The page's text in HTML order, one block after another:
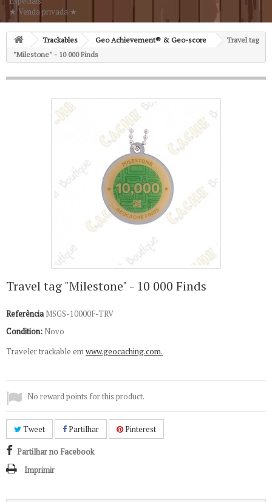
★ Venda privada ★
Trackables Geo Achievement® & Geo-score
Travel tag
"Milestone" - 10 000 Finds
Travel tag "Milestone" - 10 000 Finds
Referência MSGS-10000F-TRV
Condition: Novo
Traveler trackable emwww.geocaching.com.
No reward points for this product.
Tweet Partilhar Pinterest
Partilhar no Facebook
Imprimir